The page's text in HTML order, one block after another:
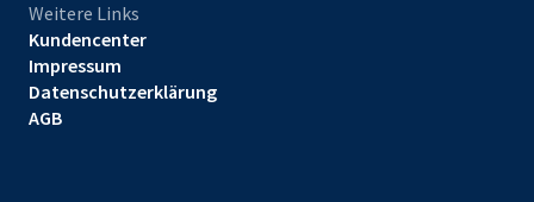
Weitere Links
Kundencenter
Impressum
Datenschutzerklärung
AGB